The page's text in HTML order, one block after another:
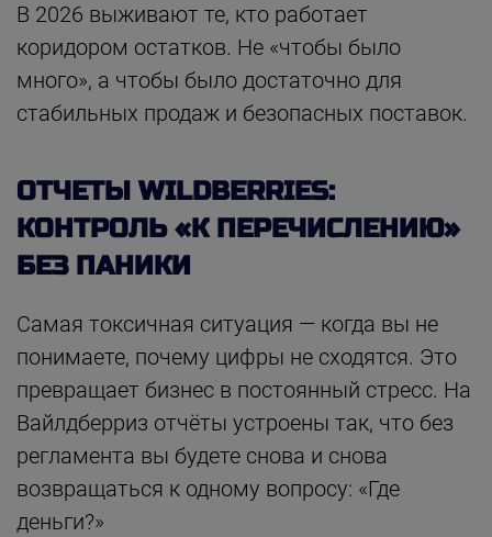
В 2026 выживают те, кто работает
коридором остатков. Не «чтобы было
много», а чтобы было достаточно для
стабильных продаж и безопасных поставок.
ОТЧЕТЫ WILDBERRIES:
КОНТРОЛЬ «К ПЕРЕЧИСЛЕНИЮ»
БЕЗ ПАНИКИ
Самая токсичная ситуация — когда вы не
понимаете, почему цифры не сходятся. Это
превращает бизнес в постоянный стресс. На
Вайлдберриз отчёты устроены так, что без
регламента вы будете снова и снова
возвращаться к одному вопросу: «Где
деньги?»